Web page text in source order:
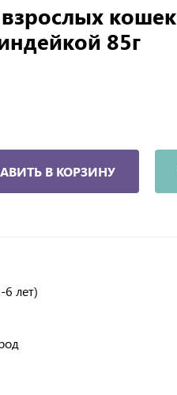
кошек
85г
В КОРЗИНУ
6 лет)